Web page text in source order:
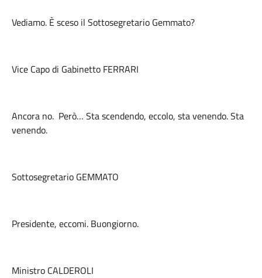
Vediamo. È sceso il Sottosegretario Gemmato?
Vice Capo di Gabinetto FERRARI
Ancora no. Però… Sta scendendo, eccolo, sta venendo. Sta
venendo.
Sottosegretario GEMMATO
Presidente, eccomi. Buongiorno.
Ministro CALDEROLI